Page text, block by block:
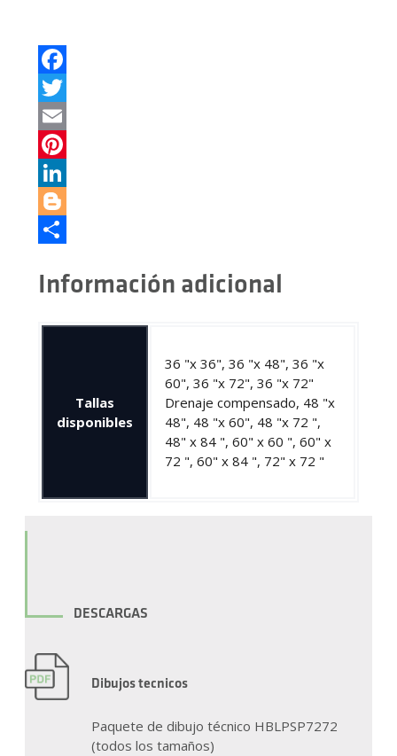
Facebook
Twitter
Email
Pinterest
LinkedIn
Blogger
Información adicional
Tallas
disponibles
36 "x 36", 36 "x 48", 36 "x
60", 36 "x 72", 36 "x 72"
Drenaje compensado, 48 "x
48", 48 "x 60", 48 "x 72 ",
48" x 84 ", 60" x 60 ", 60" x
72 ", 60" x 84 ", 72" x 72 "
DESCARGAS
Dibujos tecnicos
Paquete de dibujo técnico HBLPSP7272
(todos los tamaños)